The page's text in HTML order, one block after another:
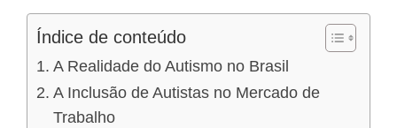
Índice de conteúdo
A Realidade do Autismo no Brasil
A Inclusão de Autistas no Mercado de
Trabalho